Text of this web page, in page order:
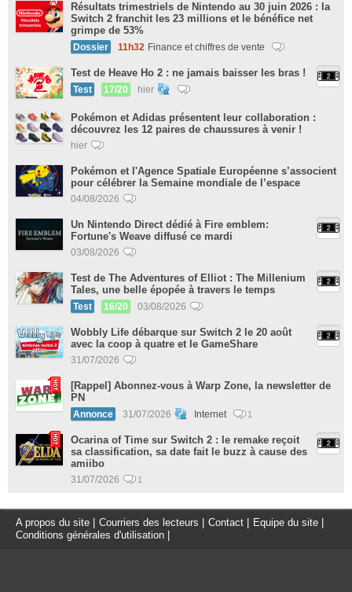
Résultats trimestriels de Nintendo au 30 juin 2026 : la
Switch 2 franchit les 23 millions et le bénéfice net
grimpe de 53%
Dossier 11h32 Finance et chiffres de vente
Test de Heave Ho 2 : ne jamais baisser les bras !
Test 17/20 hier
Pokémon et Adidas présentent leur collaboration :
découvrez les 12 paires de chaussures à venir !
hier
Pokémon et l'Agence Spatiale Européenne s’associent
pour célébrer la Semaine mondiale de l’espace
04/08/2026
Un Nintendo Direct dédié à Fire emblem:
Fortune's Weave diffusé ce mardi
03/08/2026
Test de The Adventures of Elliot : The Millenium
Tales, une belle épopée à travers le temps
Test 16/20 03/08/2026
Wobbly Life débarque sur Switch 2 le 20 août
avec la coop à quatre et le GameShare
31/07/2026
[Rappel] Abonnez-vous à Warp Zone, la newsletter de
PN
Annonce 31/07/2026 Internet 1
Ocarina of Time sur Switch 2 : le remake reçoit
sa classification, sa date fait le buzz à cause des
amiibo
31/07/2026 1
A propos du site Courriers des lecteurs Contact Equipe du site
Conditions générales d'utilisation